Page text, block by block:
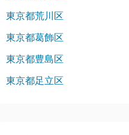
東京都荒川区
東京都葛飾区
東京都豊島区
東京都足立区